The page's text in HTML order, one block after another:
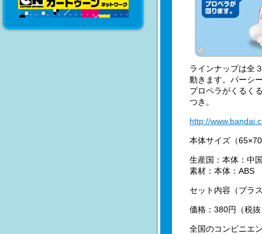
ラインナップは全
動きます。パーシ
プロペラがくるく
つき。
http://
本体サイズ（
生産国：本体：中
素材：本体：ABS
セット内容（プラ
価格：380円（税
全国のコンビニエ